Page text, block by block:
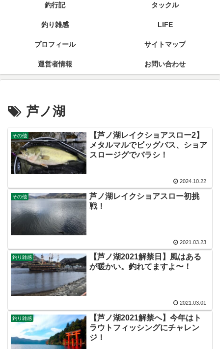
釣行記 タックル
釣り雑感 LIFE
プロフィール サイトマップ
運営者情報 お問い合わせ
芦ノ湖
その他
【芦ノ湖レイクショアスロー2】
メタルマルでビッグバス、ショア
スロージグでバラシ！
2024.10.22
その他
芦ノ湖レイクショアスロー初挑
戦！
2021.03.23
釣り雑感
【芦ノ湖2021解禁日】風はある
が暖かい。釣れてますよ〜！
2021.03.01
釣り雑感
【芦ノ湖2021解禁へ】今年はト
ラウトフィッシングにチャレン
ジ！